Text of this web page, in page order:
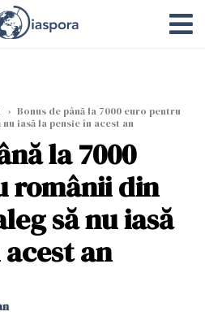
› Bonus de până la 7000 euro pentru
iasă la pensie în acest an
la 7000
românii din
să nu iasă
an